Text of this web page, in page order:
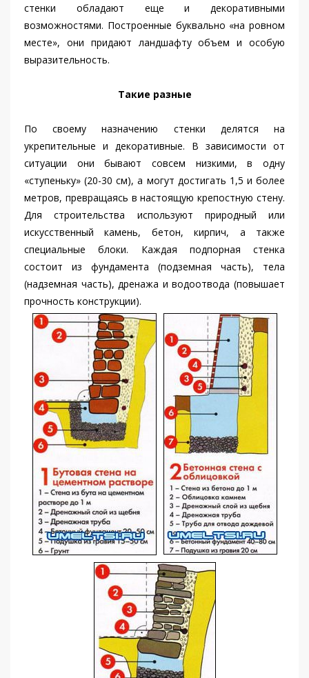
стенки обладают еще и декоративными
возможностями. Построенные буквально «на ровном
месте», они придают ландшафту объем и особую
выразительность.
Такие разные
По своему назначению стенки делятся на
укрепительные и декоративные. В зависимости от
ситуации они бывают совсем низкими, в одну
«ступеньку» (20-30 см), а могут достигать 1,5 и более
метров, превращаясь в настоящую крепостную стену.
Для строительства используют природный или
искусственный камень, бетон, кирпич, а также
специальные блоки. Каждая подпорная стенка
состоит из фундамента (подземная часть), тела
(надземная часть), дренажа и водоотвода (повышает
прочность конструкции).